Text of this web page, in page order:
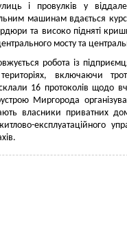
і провулків у
машинам вдається
та високо підняті
мосту та
робота із
територіях, включаючи
16 протоколів щодо
Миргорода
власники приватних
експлуатаційного